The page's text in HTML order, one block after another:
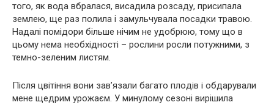
того, як вода вбралася, висадила розсаду, присипала
землею, ще раз полила і замульчувала посадки травою.
Надалі помідори більше нічим не удобрюю, тому що в
цьому нема необхідності – рослини росли потужними, з
темно-зеленим листям.
Після цвітіння вони зав’язали багато плoдів і обдарували
мене щедрим урожаєм. У минулому сезоні вирішила